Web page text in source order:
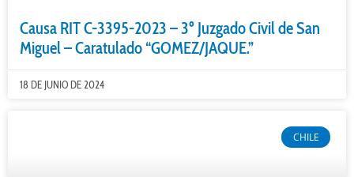
Causa RIT C-3395-2023 – 3º Juzgado Civil de San
Miguel – Caratulado “GOMEZ/JAQUE.”
18 DE JUNIO DE 2024
CHILE